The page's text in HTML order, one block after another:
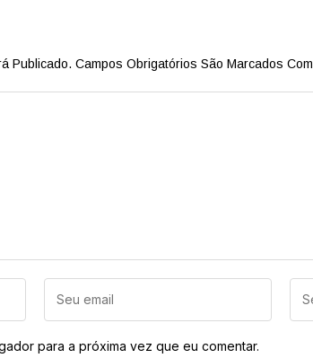
Publicado. Campos Obrigatórios São Marcados Com
para a próxima vez que eu comentar.